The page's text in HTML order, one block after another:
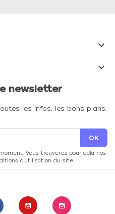


newsletter
les infos, les bons plans,
Vous trouverez pour cela nos
d'utilisation du site.